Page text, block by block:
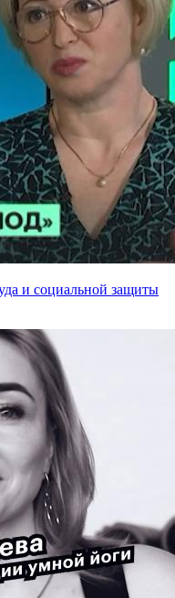
и социальной защиты